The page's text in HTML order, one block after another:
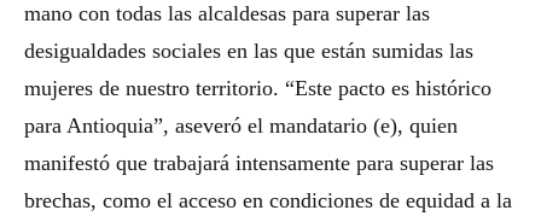
mano con todas las alcaldesas para superar las
desigualdades sociales en las que están sumidas las
mujeres de nuestro territorio. “Este pacto es histórico
para Antioquia”, aseveró el mandatario (e), quien
manifestó que trabajará intensamente para superar las
brechas, como el acceso en condiciones de equidad a la